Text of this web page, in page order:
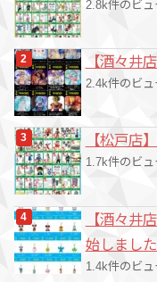
2.8k件のビュ
【酒々井
2.4k件のビュ
【松戸店
1.7k件のビュ
【酒々井
始しました
1.4k件のビュ